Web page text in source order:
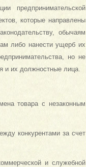
предпринимательской
которые направлены
обычаям
либо нанести ущерб их
но не
и их должностные лица.
товара с незаконным
конкурентами за счет
и служебной